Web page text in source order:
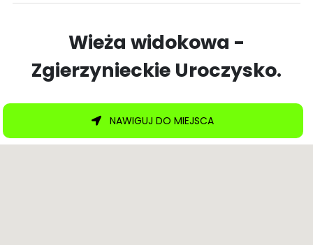
Wieża widokowa -
Zgierzynieckie Uroczysko.
NAWIGUJ DO MIEJSCA